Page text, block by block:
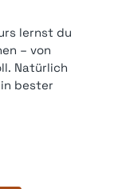
lernst du
– von
Natürlich
bester